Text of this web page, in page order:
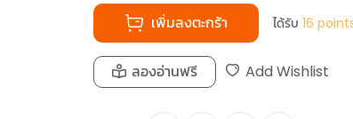
เพิ่มลงตะกร้า ได้รับ 16
ลองอ่านฟรี Add Wishlist